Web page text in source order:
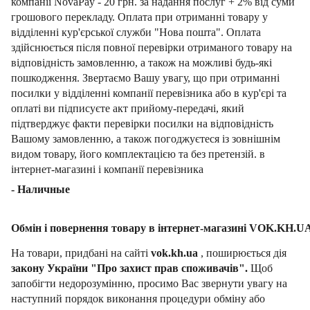
грошового перекладу. Оплата при отриманні товару у
відділенні кур'єрської служби "Нова пошта". Оплата
здійснюється після повної перевірки отриманого товару на
відповідність замовленню, а також на можливі будь-які
пошкодження. Звертаємо Вашу увагу, що при отриманні
посилки у відділенні компанії перевізника або в кур'єрі та
оплаті ви підписуєте акт прийому-передачі, який
підтверджує факти перевірки посилки на відповідність
Вашому замовленню, а також погоджуєтеся із зовнішнім
видом товару, його комплектацією та без претензій. в
інтернет-магазині і компанії перевізника
- Наличные
Обмін і повернення товару в інтернет-магазині
На товари, придбані на сайті vok.kh.ua , поширюється дія
закону України "Про захист прав споживачів". Щоб
запобігти недорозумінню, просимо Вас звернути увагу на
наступний порядок виконання процедури обміну або